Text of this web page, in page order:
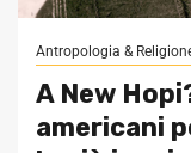
Antropologia &
A New
americani